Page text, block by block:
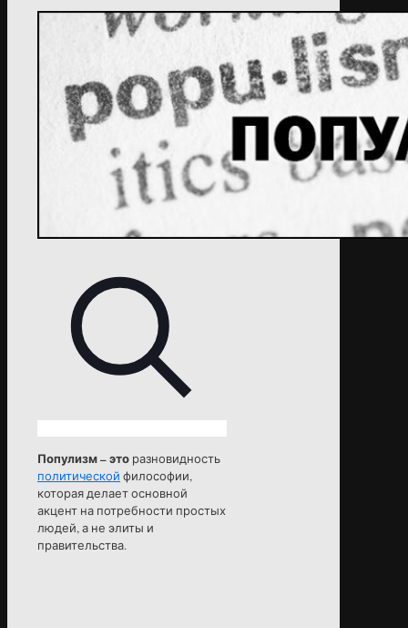
Популизм – это разновидность
политической философии,
которая делает основной
акцент на потребности простых
людей, а не элиты и
правительства.